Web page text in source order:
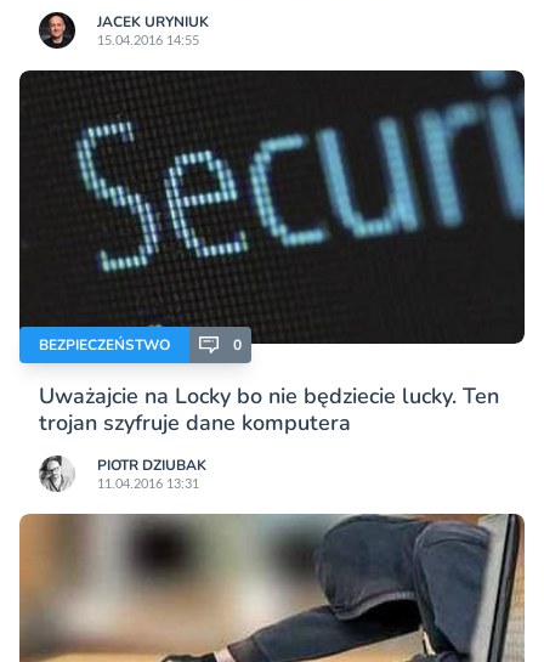
JACEK URYNIUK
15.04.2016 14:55
BEZPIECZEŃSTWO 0
Uważajcie na Locky bo nie będziecie lucky. Ten
trojan szyfruje dane komputera
PIOTR DZIUBAK
11.04.2016 13:31